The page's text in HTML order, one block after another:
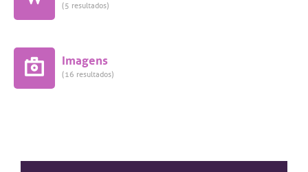
(5 resultados)
Imagens
(16 resultados)